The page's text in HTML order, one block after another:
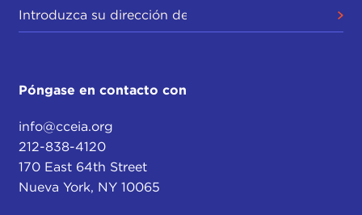
Póngase en contacto con
info@cceia.org
212-838-4120
170 East 64th Street
Nueva York, NY 10065